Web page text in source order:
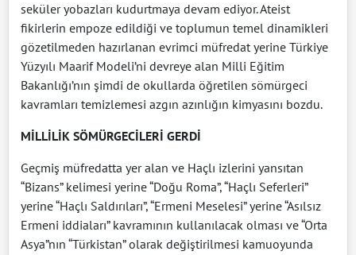
seküler yobazları kudurtmaya devam ediyor. Ateist
fikirlerin empoze edildiği ve toplumun temel dinamikleri
gözetilmeden hazırlanan evrimci müfredat yerine Türkiye
Yüzyılı Maarif Modeli’ni devreye alan Milli Eğitim
Bakanlığı’nın şimdi de okullarda öğretilen sömürgeci
kavramları temizlemesi azgın azınlığın kimyasını bozdu.
MİLLİLİK SÖMÜRGECİLERİ GERDİ
Geçmiş müfredatta yer alan ve Haçlı izlerini yansıtan
“Bizans” kelimesi yerine “Doğu Roma”, “Haçlı Seferleri”
yerine “Haçlı Saldırıları”, “Ermeni Meselesi” yerine “Asılsız
Ermeni iddiaları” kavramının kullanılacak olması ve “Orta
Asya”nın “Türkistan” olarak değiştirilmesi kamuoyunda